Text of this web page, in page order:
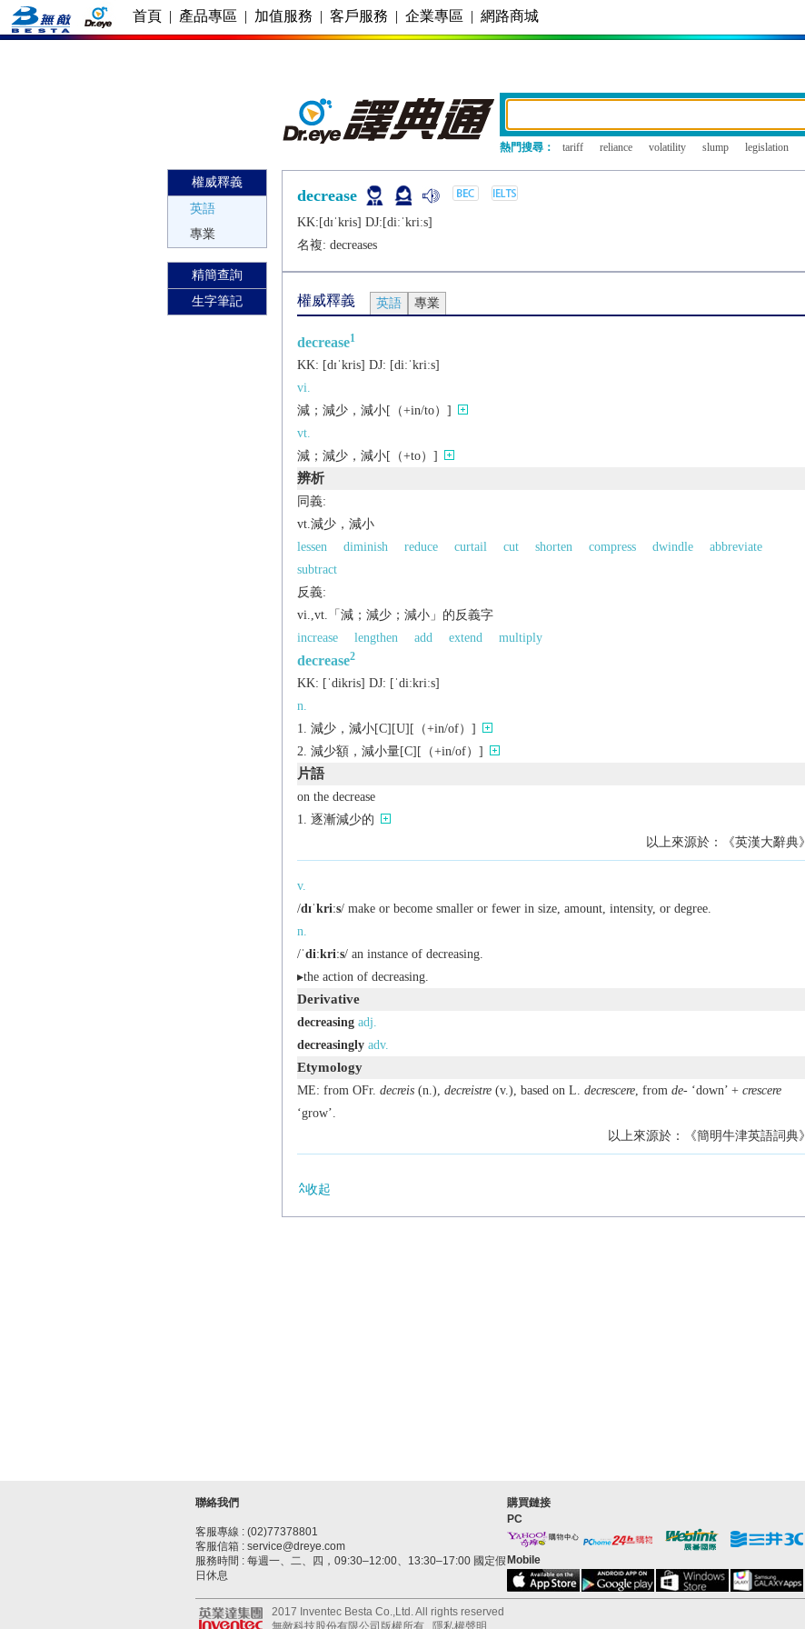
首頁 | 產品專區 | 加值服務 | 客戶服務 | 企業專區 | 網路商城
熱門搜尋： tariff reliance volatility slump legislation
權威釋義
英語
專業
精簡查詢
生字筆記
decrease
KK:[dɪˈkris] DJ:[diːˈkriːs]
名複: decreases
權威釋義 英語 專業
decrease1
KK: [dɪˈkris] DJ: [diːˈkriːs]
vi.
減；減少，減小[（+in/to）]
vt.
減；減少，減小[（+to）]
辨析
同義:
vt.減少，減小
lessen
diminish reduce curtail cut shorten compress dwindle
abbreviate
subtract
反義:
vi.,vt.「減；減少；減小」的反義字
increase
lengthen add extend multiply
decrease2
KK: [ˈdikris] DJ: [ˈdiːkriːs]
n.
減少，減小[C][U][（+in/of）]
減少額，減小量[C][（+in/of）]
片語
on the decrease
逐漸減少的
以上來源於：《英漢大辭典》
v.
/dɪˈkriːs/ make or become smaller or fewer in size, amount, intensity, or degree.
n.
/ˈdiːkriːs/ an instance of decreasing.
▸the action of decreasing.
Derivative
decreasing adj.
decreasingly adv.
Etymology
ME: from OFr. decreis(n.), decreistre(v.), based on L. decrescere, from de-‘down’ + crescere
‘grow’.
以上來源於：《簡明牛津英語詞典》
收起
聯絡我們
客服專線 : (02)77378801
客服信箱 : service@dreye.com
服務時間 : 每週一、二、四，09:30–12:00、13:30–17:00 國定假
日休息
購買鏈接
PC
Mobile
2017 Inventec Besta Co.,Ltd. All rights reserved
無敵科技股份有限公司版權所有
隱私權聲明